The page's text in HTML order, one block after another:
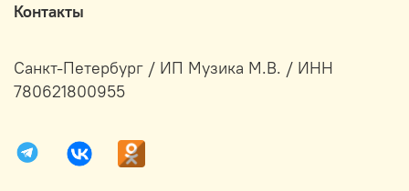
Контакты
Санкт-Петербург / ИП Музика М.В. / ИНН
780621800955